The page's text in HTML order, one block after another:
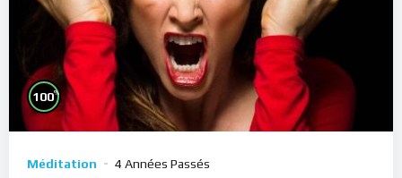
100%
Méditation 4 Années Passés